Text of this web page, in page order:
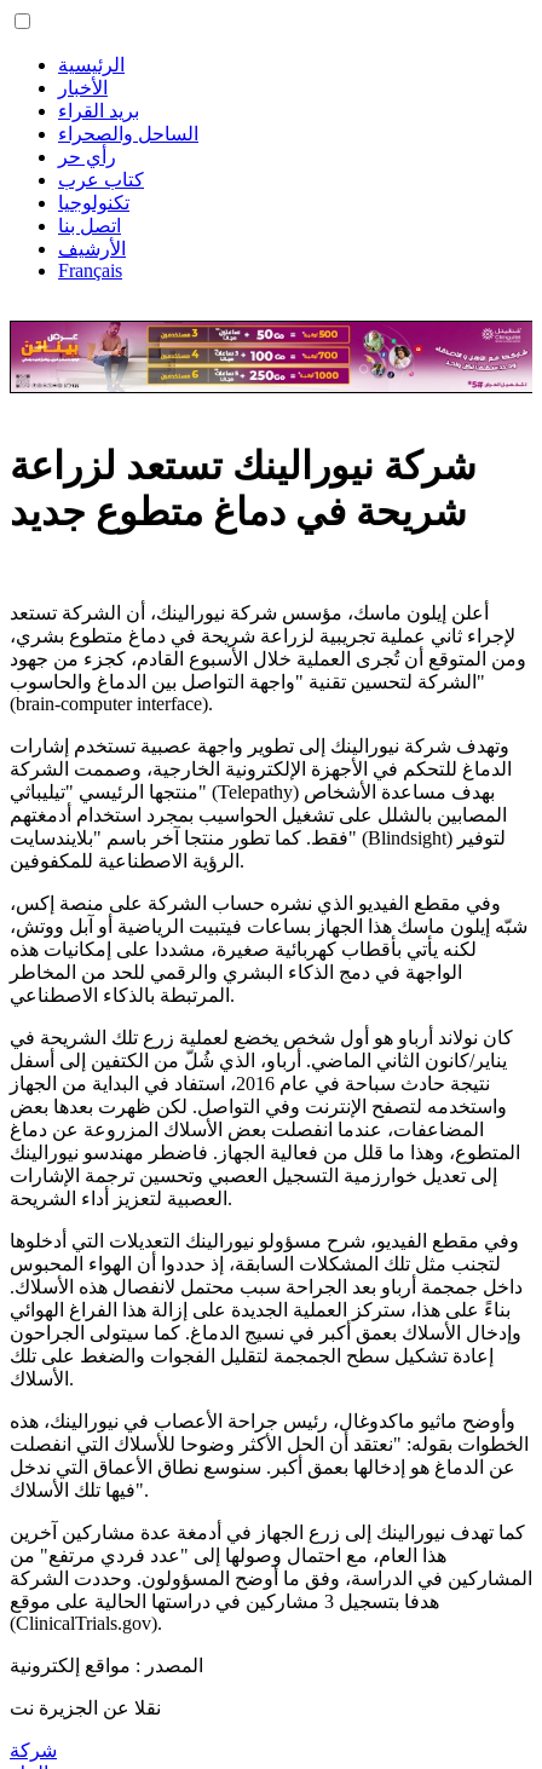
الرئيسية
الأخبار
بريد القراء
الساحل والصحراء
رأي حر
كتاب عرب
تكنولوجيا
اتصل بنا
الأرشيف
Français
شركة نيورالينك تستعد لزراعة
شريحة في دماغ متطوع جديد
أعلن إيلون ماسك، مؤسس شركة نيورالينك، أن الشركة تستعد
لإجراء ثاني عملية تجريبية لزراعة شريحة في دماغ متطوع بشري،
ومن المتوقع أن تُجرى العملية خلال الأسبوع القادم، كجزء من جهود
الشركة لتحسين تقنية "واجهة التواصل بين الدماغ والحاسوب"
(brain-computer interface).
وتهدف شركة نيورالينك إلى تطوير واجهة عصبية تستخدم إشارات
الدماغ للتحكم في الأجهزة الإلكترونية الخارجية، وصممت الشركة
منتجها الرئيسي "تيليباثي" (Telepathy) بهدف مساعدة الأشخاص
المصابين بالشلل على تشغيل الحواسيب بمجرد استخدام أدمغتهم
فقط. كما تطور منتجا آخر باسم "بلايندسايت" (Blindsight) لتوفير
الرؤية الاصطناعية للمكفوفين.
وفي مقطع الفيديو الذي نشره حساب الشركة على منصة إكس،
شبّه إيلون ماسك هذا الجهاز بساعات فيتبيت الرياضية أو آبل ووتش،
لكنه يأتي بأقطاب كهربائية صغيرة، مشددا على إمكانيات هذه
الواجهة في دمج الذكاء البشري والرقمي للحد من المخاطر
المرتبطة بالذكاء الاصطناعي.
كان نولاند أرباو هو أول شخص يخضع لعملية زرع تلك الشريحة في
يناير/كانون الثاني الماضي. أرباو، الذي شُلّ من الكتفين إلى أسفل
نتيجة حادث سباحة في عام 2016، استفاد في البداية من الجهاز
واستخدمه لتصفح الإنترنت وفي التواصل. لكن ظهرت بعدها بعض
المضاعفات، عندما انفصلت بعض الأسلاك المزروعة عن دماغ
المتطوع، وهذا ما قلل من فعالية الجهاز. فاضطر مهندسو نيورالينك
إلى تعديل خوارزمية التسجيل العصبي وتحسين ترجمة الإشارات
العصبية لتعزيز أداء الشريحة.
وفي مقطع الفيديو، شرح مسؤولو نيورالينك التعديلات التي أدخلوها
لتجنب مثل تلك المشكلات السابقة، إذ حددوا أن الهواء المحبوس
داخل جمجمة أرباو بعد الجراحة سبب محتمل لانفصال هذه الأسلاك.
بناءً على هذا، ستركز العملية الجديدة على إزالة هذا الفراغ الهوائي
وإدخال الأسلاك بعمق أكبر في نسيج الدماغ. كما سيتولى الجراحون
إعادة تشكيل سطح الجمجمة لتقليل الفجوات والضغط على تلك
الأسلاك.
وأوضح ماثيو ماكدوغال، رئيس جراحة الأعصاب في نيورالينك، هذه
الخطوات بقوله: "نعتقد أن الحل الأكثر وضوحا للأسلاك التي انفصلت
عن الدماغ هو إدخالها بعمق أكبر. سنوسع نطاق الأعماق التي ندخل
فيها تلك الأسلاك".
كما تهدف نيورالينك إلى زرع الجهاز في أدمغة عدة مشاركين آخرين
هذا العام، مع احتمال وصولها إلى "عدد فردي مرتفع" من
المشاركين في الدراسة، وفق ما أوضح المسؤولون. وحددت الشركة
هدفا بتسجيل 3 مشاركين في دراستها الحالية على موقع
(ClinicalTrials.gov).
المصدر : مواقع إلكترونية
شركة